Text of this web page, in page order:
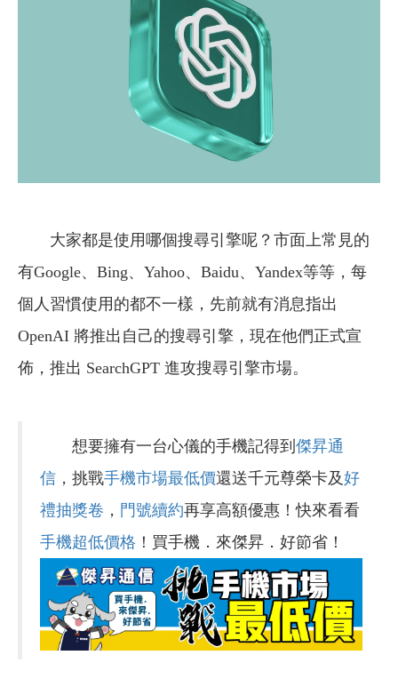
大家都是使用哪個搜尋引擎呢？市面上常見的
有Google、Bing、Yahoo、Baidu、Yandex等等，每
個人習慣使用的都不一樣，先前就有消息指出
OpenAI 將推出自己的搜尋引擎，現在他們正式宣
佈，推出 SearchGPT 進攻搜尋引擎市場。
想要擁有一台心儀的手機記得到 傑昇通
信 ，挑戰手機市場最低價還送千元尊榮卡及好
禮抽獎卷 ， 門號續約再享高額優惠！快來看看
手機超低價格 ！買手機．來傑昇．好節省！